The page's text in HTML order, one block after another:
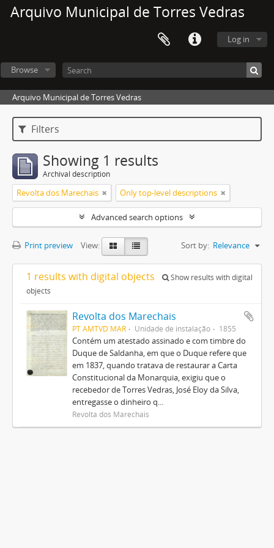
Arquivo Municipal de Torres Vedras
Log in
Browse
Arquivo Municipal de Torres Vedras
Filters
Showing 1 results
Archival description
Revolta dos Marechais Only top-level descriptions
Advanced search options
Print preview View: Sort by: Relevance
1 results with digital objects
Show results with digital
objects
Revolta dos Marechais
PT AMTVD MAR Unidade de instalação 1855
Contém um atestado assinado e com timbre do
Duque de Saldanha, em que o Duque refere que
em 1837, quando tratava de restaurar a Carta
Constitucional da Monarquia, exigiu que o
recebedor de Torres Vedras, José Eloy da Silva,
entregasse o dinheiro q...
Revolta dos Marechais